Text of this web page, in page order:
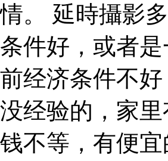
情。 延時攝影
条件好，或者
前经济条件不
没经验的，家
钱不等，有便